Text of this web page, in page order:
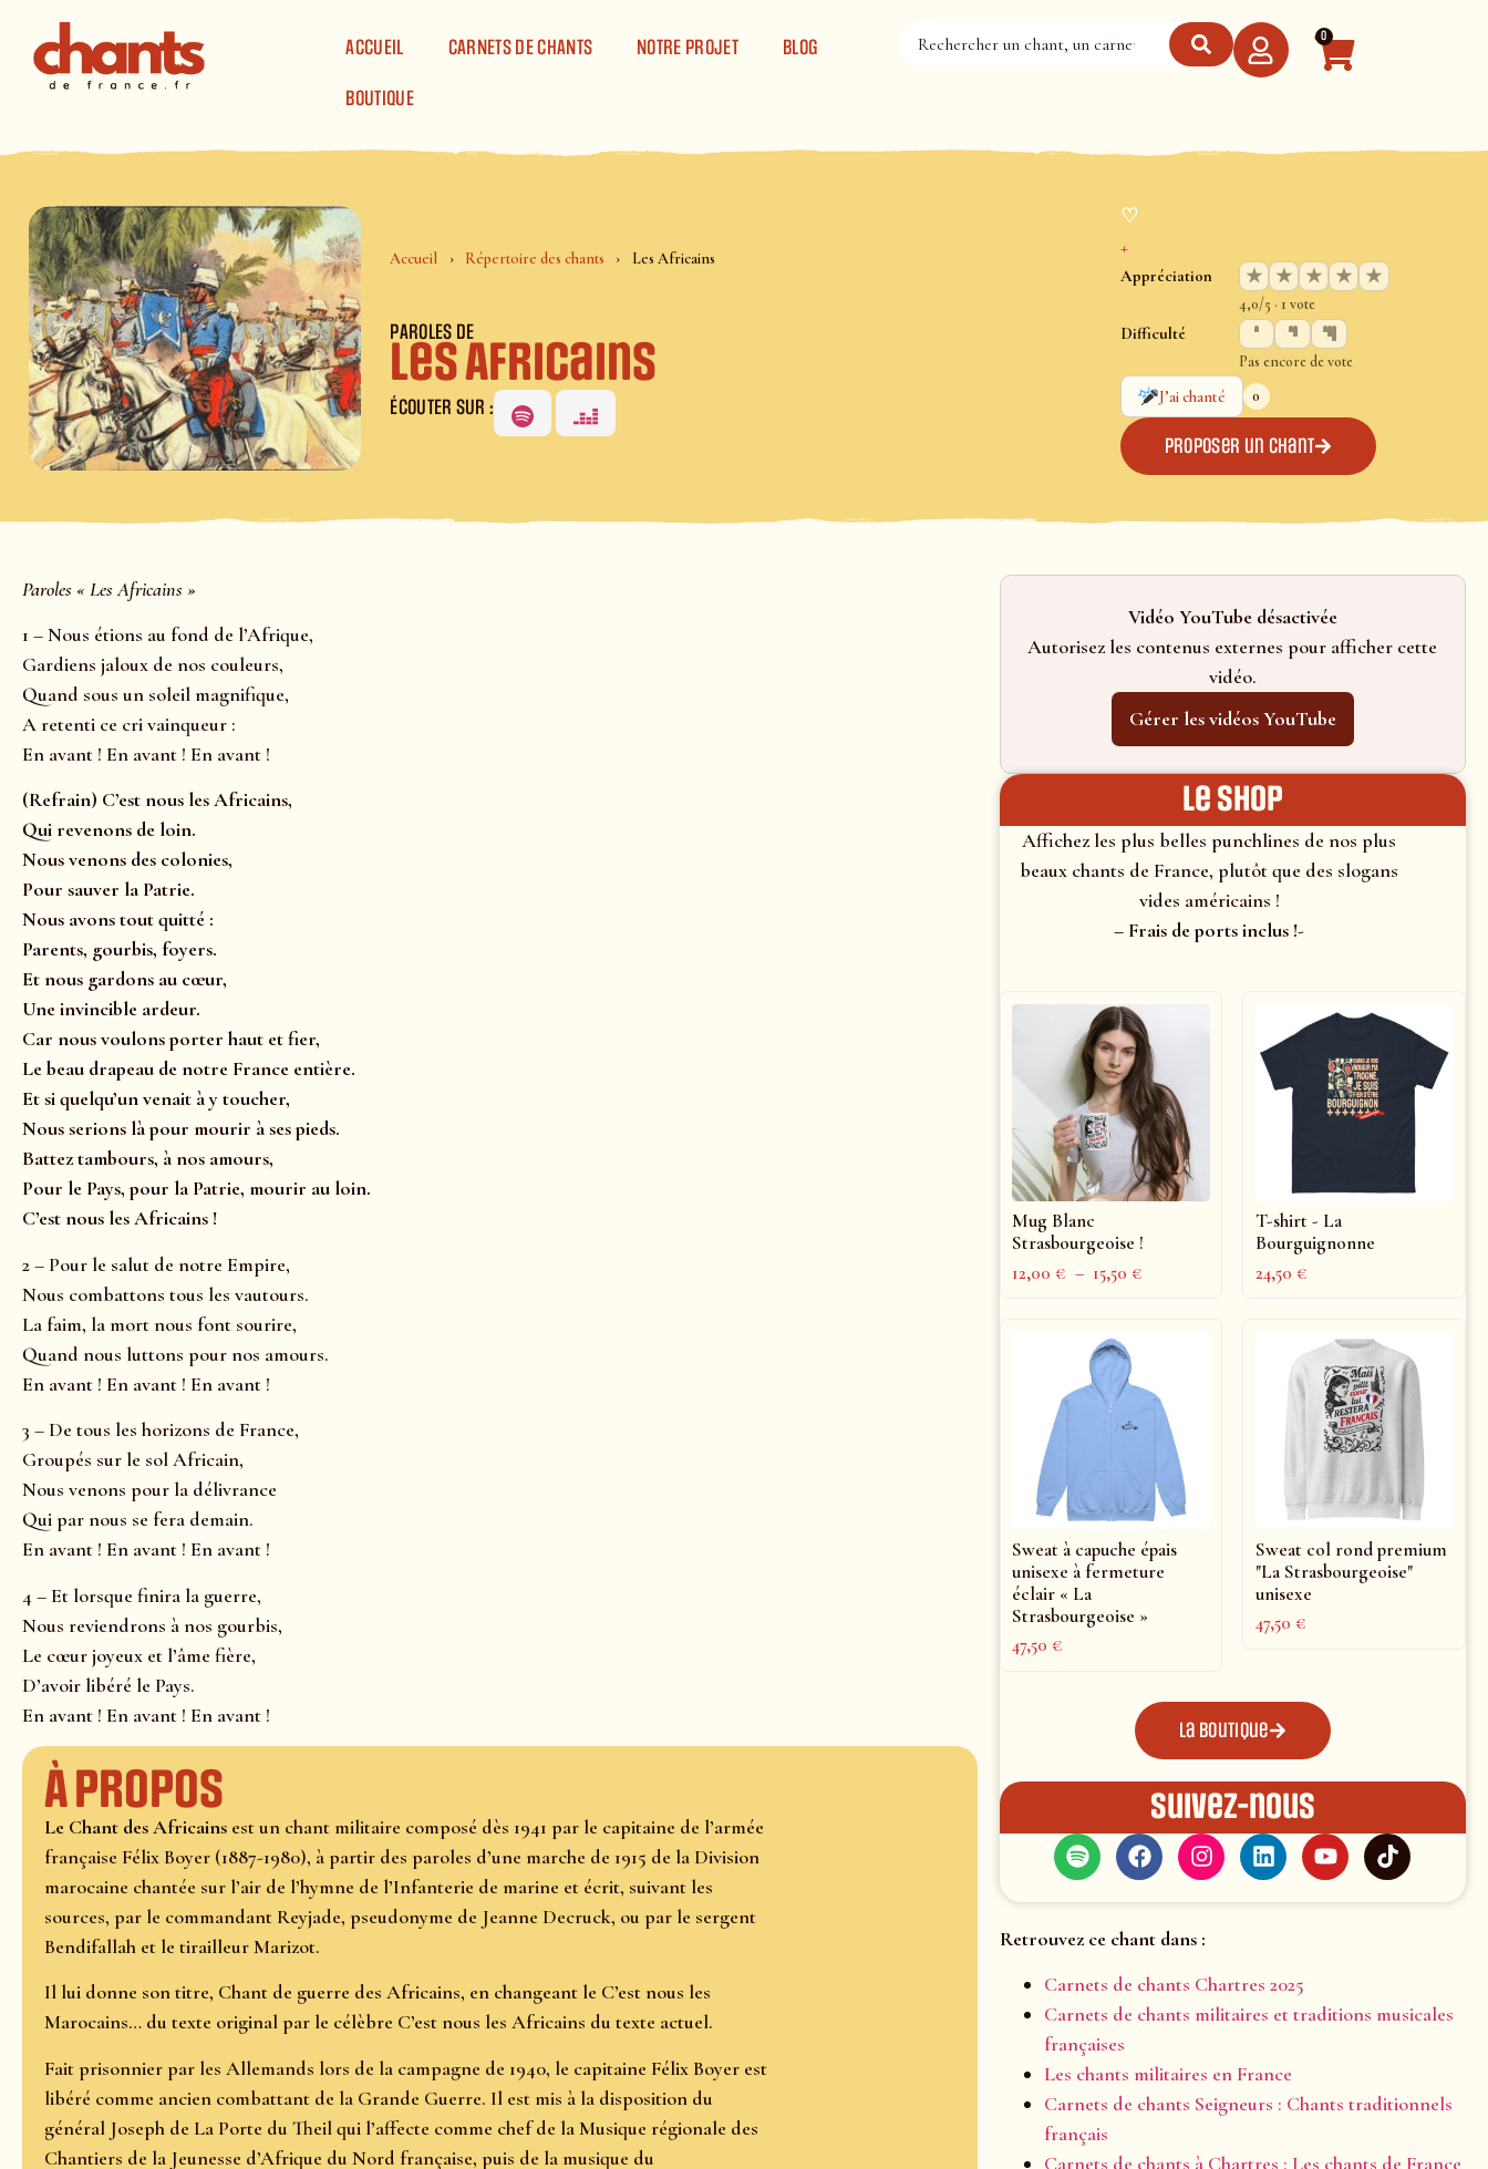
ACCUEIL
CARNETS DE CHANTS NOTRE PROJET BLOG
BOUTIQUE
0
Accueil Répertoire des chants Les Africains
PAROLES DE
Les Africains
ÉCOUTER SUR :
♡
+
Appréciation ★ ★ ★ ★ ★
4,0/5 · 1 vote
Difficulté
Pas encore de vote
J’ai chanté
0
Proposer un chant
Paroles « Les Africains »
1 – Nous étions au fond de l’Afrique,
Gardiens jaloux de nos couleurs,
Quand sous un soleil magnifique,
A retenti ce cri vainqueur :
En avant ! En avant ! En avant !
(Refrain) C’est nous les Africains,
Qui revenons de loin.
Nous venons des colonies,
Pour sauver la Patrie.
Nous avons tout quitté :
Parents, gourbis, foyers.
Et nous gardons au cœur,
Une invincible ardeur.
Car nous voulons porter haut et fier,
Le beau drapeau de notre France entière.
Et si quelqu’un venait à y toucher,
Nous serions là pour mourir à ses pieds.
Battez tambours, à nos amours,
Pour le Pays, pour la Patrie, mourir au loin.
C’est nous les Africains !
2 – Pour le salut de notre Empire,
Nous combattons tous les vautours.
La faim, la mort nous font sourire,
Quand nous luttons pour nos amours.
En avant ! En avant ! En avant !
3 – De tous les horizons de France,
Groupés sur le sol Africain,
Nous venons pour la délivrance
Qui par nous se fera demain.
En avant ! En avant ! En avant !
4 – Et lorsque finira la guerre,
Nous reviendrons à nos gourbis,
Le cœur joyeux et l’âme fière,
D’avoir libéré le Pays.
En avant ! En avant ! En avant !
À propos
Le Chant des Africains est un chant militaire composé dès 1941 par le capitaine de l’armée
française Félix Boyer (1887-1980), à partir des paroles d’une marche de 1915 de la Division
marocaine chantée sur l’air de l’hymne de l’Infanterie de marine et écrit, suivant les
sources, par le commandant Reyjade, pseudonyme de Jeanne Decruck, ou par le sergent
Bendifallah et le tirailleur Marizot.
Il lui donne son titre, Chant de guerre des Africains, en changeant le C’est nous les
Marocains… du texte original par le célèbre C’est nous les Africains du texte actuel.
Fait prisonnier par les Allemands lors de la campagne de 1940, le capitaine Félix Boyer est
libéré comme ancien combattant de la Grande Guerre. Il est mis à la disposition du
général Joseph de La Porte du Theil qui l’affecte comme chef de la Musique régionale des
Chantiers de la Jeunesse d’Afrique du Nord française, puis de la musique du
Vidéo YouTube désactivée
Autorisez les contenus externes pour afficher cette
vidéo.
Gérer les vidéos YouTube
le shop
Affichez les plus belles punchlines de nos plus
beaux chants de France, plutôt que des slogans
vides américains !
– Frais de ports inclus !-
Mug Blanc
Strasbourgeoise !
12,00€ – 15,50€
T-shirt - La
Bourguignonne
24,50€
Sweat à capuche épais
unisexe à fermeture
éclair « La
Strasbourgeoise »
47,50€
Sweat col rond premium
"La Strasbourgeoise"
unisexe
47,50€
La boutique
Suivez-nous
Retrouvez ce chant dans :
Carnets de chants Chartres 2025
Carnets de chants militaires et traditions musicales
françaises
Les chants militaires en France
Carnets de chants Seigneurs : Chants traditionnels
français
Carnets de chants à Chartres : Les chants de France